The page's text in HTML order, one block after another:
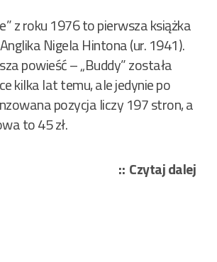
z roku 1976 to pierwsza książka
Nigela Hintona (ur. 1941).
powieść – „Buddy” została
kilka lat temu, ale jedynie po
pozycja liczy 197 stron, a
to 45 zł.
Czytaj dalej